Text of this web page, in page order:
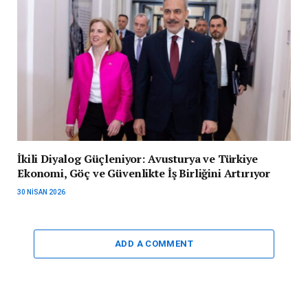
İkili Diyalog Güçleniyor: Avusturya ve Türkiye
Ekonomi, Göç ve Güvenlikte İş Birliğini Artırıyor
30 NISAN 2026
ADD A COMMENT